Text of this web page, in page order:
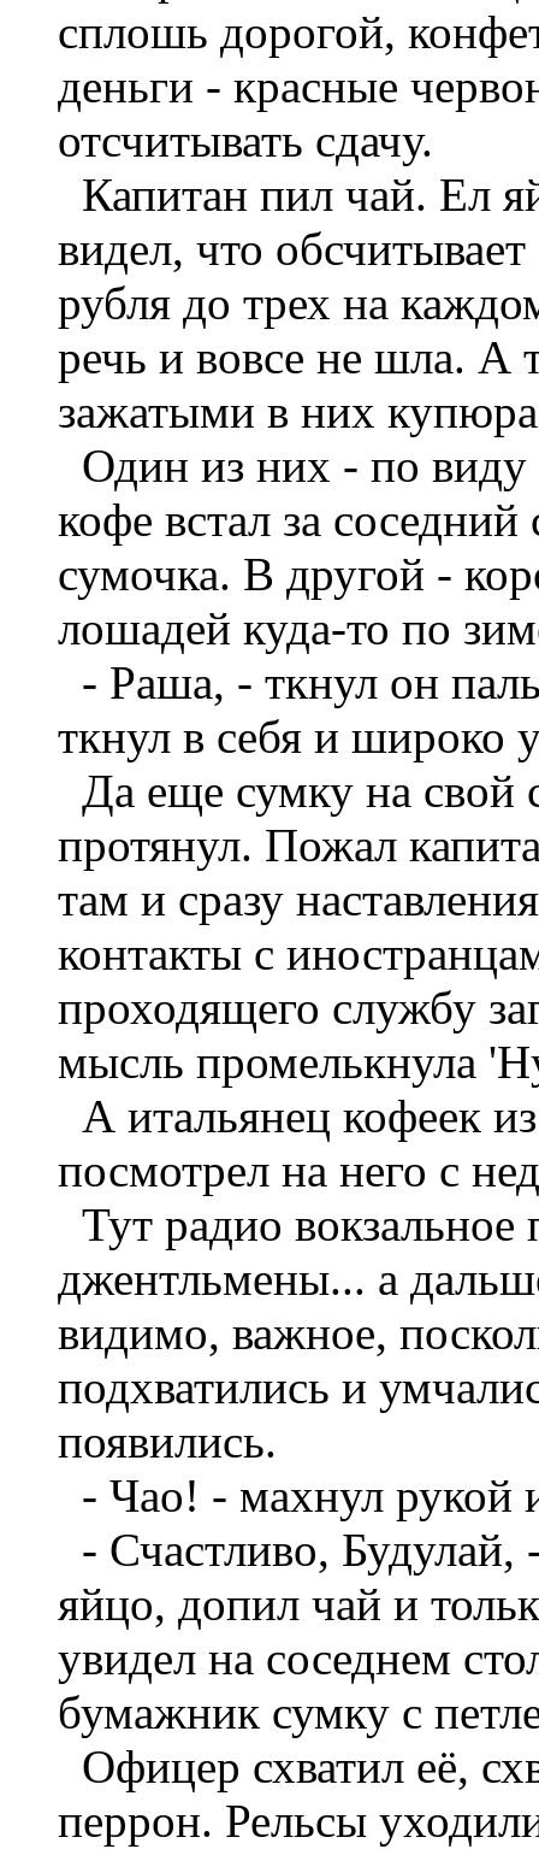
сплошь дорогой,
деньги - красные
отсчитывать сдачу.
Капитан пил чай. Ел
видел, что
рубля до трех на
речь и вовсе не шла. А
зажатыми в них
Один из них - по
кофе встал за
сумочка. В другой -
лошадей куда-то по
- Раша, - ткнул он
ткнул в себя и широко
Да еще сумку на свой
протянул. Пожал
там и сразу
контакты с
проходящего службу
мысль промелькнула
А итальянец кофеек
посмотрел на него с
Тут радио вокзальное
джентльмены... а
видимо, важное,
подхватились и
появились.
- Чао! - махнул рукой
- Счастливо,
яйцо, допил чай и
увидел на соседнем
бумажник сумку с
Офицер схватил её,
перрон. Рельсы